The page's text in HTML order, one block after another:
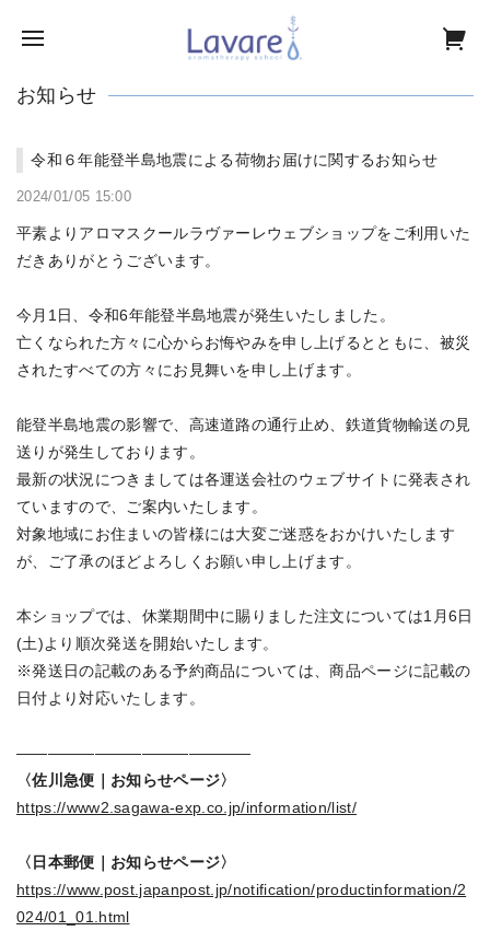
お知らせ
令和６年能登半島地震による荷物お届けに関するお知らせ
2024/01/05 15:00
平素よりアロマスクールラヴァーレウェブショップをご利用いた
だきありがとうございます。
今月1日、令和6年能登半島地震が発生いたしました。
亡くなられた方々に心からお悔やみを申し上げるとともに、被災
されたすべての方々にお見舞いを申し上げます。
能登半島地震の影響で、高速道路の通行止め、鉄道貨物輸送の見
送りが発生しております。
最新の状況につきましては各運送会社のウェブサイトに発表され
ていますので、ご案内いたします。
対象地域にお住まいの皆様には大変ご迷惑をおかけいたします
が、ご了承のほどよろしくお願い申し上げます。
本ショップでは、休業期間中に賜りました注文については1月6日
(土)より順次発送を開始いたします。
※発送日の記載のある予約商品については、商品ページに記載の
日付より対応いたします。
―――――――――――――――
〈佐川急便｜お知らせページ〉
https://www2.sagawa-exp.co.jp/information/list/
〈日本郵便｜お知らせページ〉
https://www.post.japanpost.jp/notification/productinformation/2
024/01_01.html